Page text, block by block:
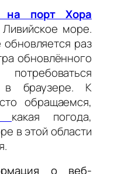
на порт Хора
море.
раз
обновлённого
в браузере. К
обращаемся,
какая погода,
в этой области
о веб-